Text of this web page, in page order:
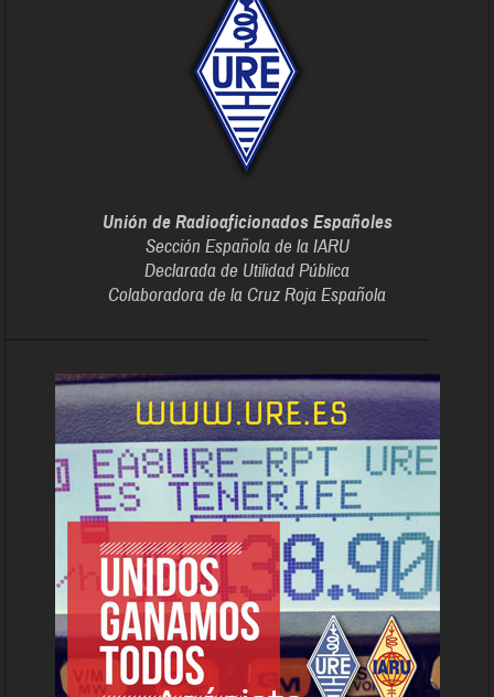
Unión de Radioaficionados Españoles
Sección Española de la IARU
Declarada de Utilidad Pública
Colaboradora de la Cruz Roja Española